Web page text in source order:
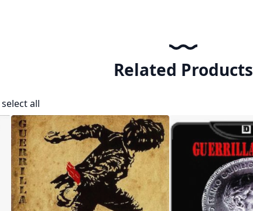
Related Products
select all